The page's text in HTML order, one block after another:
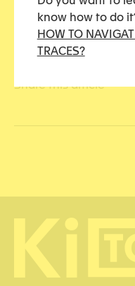
know how to do
HOW TO
TRACES?
Share this article